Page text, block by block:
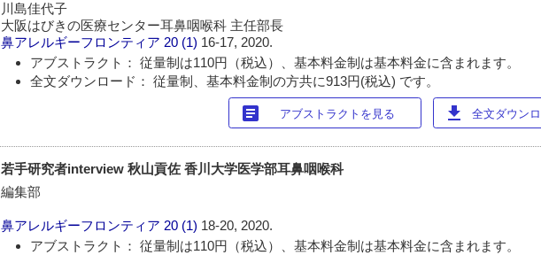
川島佳代子
大阪はびきの医療センター耳鼻咽喉科 主任部長
鼻アレルギーフロンティア 20 (1) 16-17, 2020.
アブストラクト： 従量制は110円（税込）、基本料金制は基本料金に含まれます。
全文ダウンロード： 従量制、基本料金制の方共に913円(税込) です。
article アブストラクトを見る download 全文ダウン
若手研究者interview 秋山貢佐 香川大学医学部耳鼻咽喉科
編集部
鼻アレルギーフロンティア 20 (1) 18-20, 2020.
アブストラクト： 従量制は110円（税込）、基本料金制は基本料金に含まれます。